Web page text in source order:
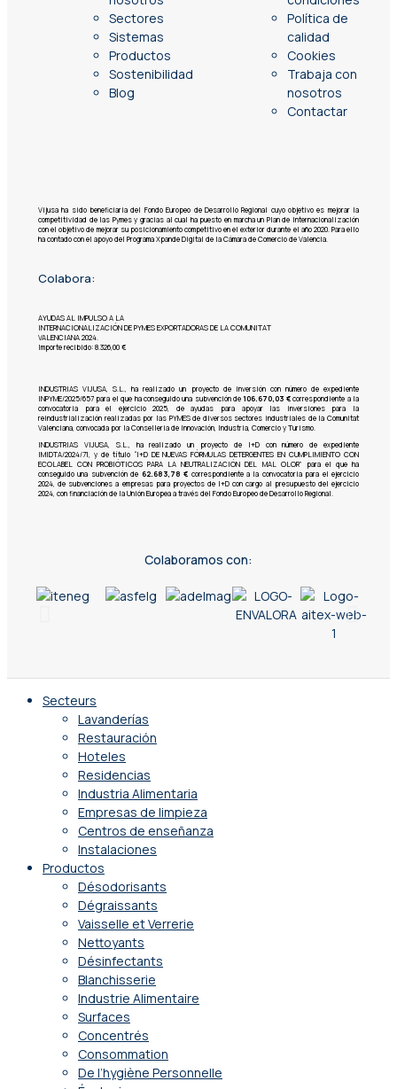
Sectores
Sistemas
Productos
Sostenibilidad
Blog
Política de
calidad
Cookies
Trabaja con
nosotros
Contactar
Vijusa ha sido beneficiaria del Fondo Europeo de Desarrollo Regional cuyo objetivo es mejorar la
competitividad de las Pymes y gracias al cual ha puesto en marcha un Plan de Internacionalización
con el objetivo de mejorar su posicionamiento competitivo en el exterior durante el año 2020. Para ello
ha contado con el apoyo del Programa Xpande Digital de la Cámara de Comercio de Valencia.
Colabora:
AYUDAS AL IMPULSO A LA
INTERNACIONALIZACIÓN DE PYMES EXPORTADORAS DE LA COMUNITAT
VALENCIANA 2024.
Importe recibido: 8.326,00 €
INDUSTRIAS VIJUSA, S.L.,ha realizado un proyecto de inversión con número de expediente
INPYME/2025/657 para el que ha conseguido una subvención de106.670,03 €correspondiente a la
convocatoria para el ejercicio 2025, de ayudas para apoyar las inversiones para la
reindustrialización realizadas por las PYMES de diversos sectores industriales de la Comunitat
Valenciana, convocada por la Conselleria de Innovación, Industria, Comercio y Turismo.
INDUSTRIAS VIJUSA, S.L., ha realizado un proyecto de I+D con número de expediente
IMIDTA/2024/71, y de título “I+D DE NUEVAS FÓRMULAS DETERGENTES EN CUMPLIMIENTO CON
ECOLABEL CON PROBIÓTICOS PARA LA NEUTRALIZACIÓN DEL MAL OLOR” para el que ha
conseguido una subvención de 62.683,78 € correspondiente a la convocatoria para el ejercicio
2024, de subvenciones a empresas para proyectos de I+D con cargo al presupuesto del ejercicio
2024, con financiación de la Unión Europea a través del Fondo Europeo de Desarrollo Regional.
Colaboramos con:
Secteurs
Lavanderías
Restauración
Hoteles
Residencias
Industria Alimentaria
Empresas de limpieza
Centros de enseñanza
Instalaciones
Productos
Désodorisants
Dégraissants
Vaisselle et Verrerie
Nettoyants
Désinfectants
Blanchisserie
Industrie Alimentaire
Surfaces
Concentrés
Consommation
De l’hygiène Personnelle